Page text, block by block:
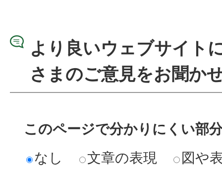
より良いウェブサイト
さまのご意見をお聞か
このページで分かりにくい部
なし
文章の表現 図や